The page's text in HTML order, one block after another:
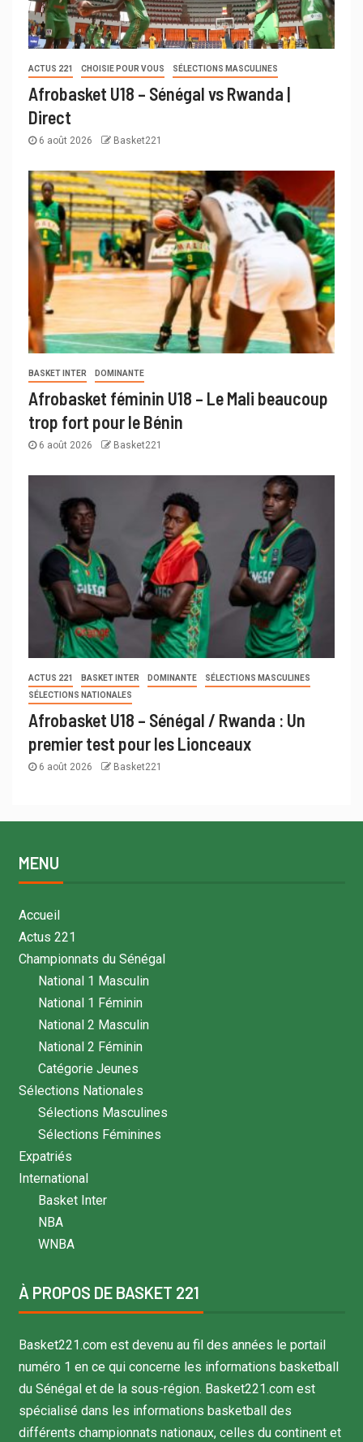
ACTUS 221 CHOISIE POUR VOUS SÉLECTIONS MASCULINES
Afrobasket U18 – Sénégal vs Rwanda |
Direct
6 août 2026 Basket221
BASKET INTER DOMINANTE
Afrobasket féminin U18 – Le Mali beaucoup
trop fort pour le Bénin
6 août 2026 Basket221
ACTUS 221 BASKET INTER DOMINANTE
SÉLECTIONS MASCULINES
SÉLECTIONS NATIONALES
Afrobasket U18 – Sénégal / Rwanda : Un
premier test pour les Lionceaux
6 août 2026 Basket221
MENU
Accueil
Actus 221
Championnats du Sénégal
National 1 Masculin
National 1 Féminin
National 2 Masculin
National 2 Féminin
Catégorie Jeunes
Sélections Nationales
Sélections Masculines
Sélections Féminines
Expatriés
International
Basket Inter
NBA
WNBA
À PROPOS DE BASKET 221
Basket221.com est devenu au fil des années le portail
numéro 1 en ce qui concerne les informations basketball
du Sénégal et de la sous-région. Basket221.com est
spécialisé dans les informations basketball des
différents championnats nationaux, celles du continent et